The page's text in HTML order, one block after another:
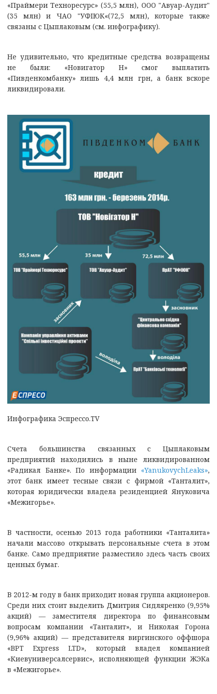
«Праймери Техноресурс» (55,5 млн), ООО "Авуар-Аудит"
(35 млн) и ЧАО "УФІЮК«(72,5 млн), которые также
связаны с Цыплаковым (см. инфографику).
Не удивительно, что кредитные средства возвращены
не были: «Новигатор Н» смог выплатить
«Пивденкомбанку» лишь 4,4 млн грн, а банк вскоре
ликвидировали.
Инфографика Эспрессо.TV
Счета большинства связанных с Цыплаковым
предприятий находились в ныне ликвидированном
«Радикал Банке». По информации «YanukovychLeaks»,
этот банк имеет тесные связи с фирмой «Танталит»,
которая юридически владела резиденцией Януковича
«Межигорье».
В частности, осенью 2013 года работники «Танталита»
начали массово открывать персональные счета в этом
банке. Само предприятие разместило здесь часть своих
ценных бумаг.
В 2012-м году в банк приходит новая группа акционеров.
Среди них стоит выделить Дмитрия Сидляренко (9,95%
акций) — заместителя директора по финансовым
вопросам компании «Танталит», и Николая Горона
(9,96% акций) — представителя виргинского оффшора
«BPT Express LTD», который владел компанией
«Киевуниверсалсервис», исполняющей функции ЖЭКа
в «Межигорье».